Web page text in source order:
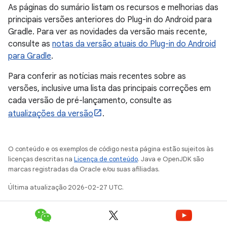
As páginas do sumário listam os recursos e melhorias das
principais versões anteriores do Plug-in do Android para
Gradle. Para ver as novidades da versão mais recente,
consulte as notas da versão atuais do Plug-in do Android
para Gradle.
Para conferir as notícias mais recentes sobre as
versões, inclusive uma lista das principais correções em
cada versão de pré-lançamento, consulte as
atualizações da versão
.
O conteúdo e os exemplos de código nesta página estão sujeitos às
licenças descritas na Licença de conteúdo. Java e OpenJDK são
marcas registradas da Oracle e/ou suas afiliadas.
Última atualização 2026-02-27 UTC.